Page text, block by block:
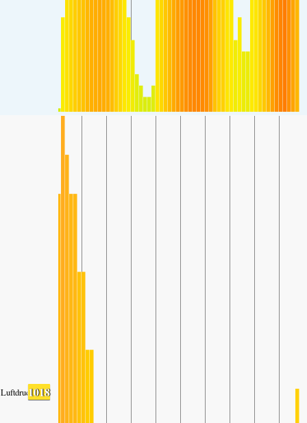
Luftdruck1018